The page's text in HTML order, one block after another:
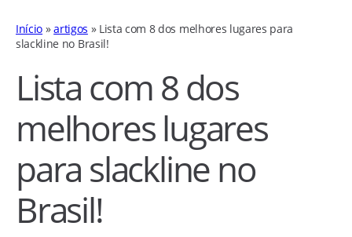
Início »artigos » Lista com 8 dos melhores lugares para
slackline no Brasil!
Lista com 8 dos
melhores lugares
para slackline no
Brasil!